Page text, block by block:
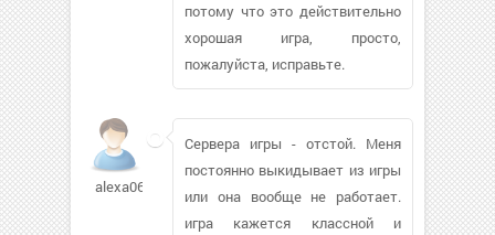
потому что это действительно
хорошая игра, просто,
пожалуйста, исправьте.
alexa0697
Сервера игры - отстой. Меня
постоянно выкидывает из игры
или она вообще не работает.
игра кажется классной и